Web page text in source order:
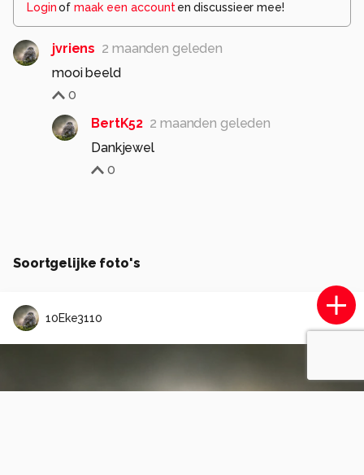
Loginof maak een account en discussieer mee!
jvriens 2 maanden geleden
mooi beeld
0
BertK52 2 maanden geleden
Dankjewel
0
Soortgelijke foto's
10Eke3110